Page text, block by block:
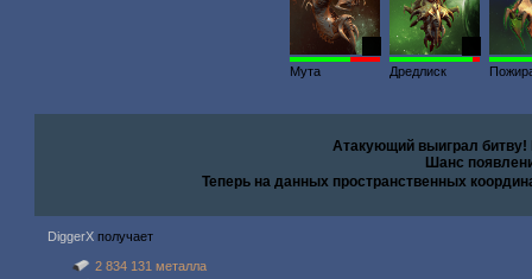
Мута
Дредлиск
Атакующий выиграл
Шанс
Теперь на данных пространственных
DiggerX получает
2 834 131 металла